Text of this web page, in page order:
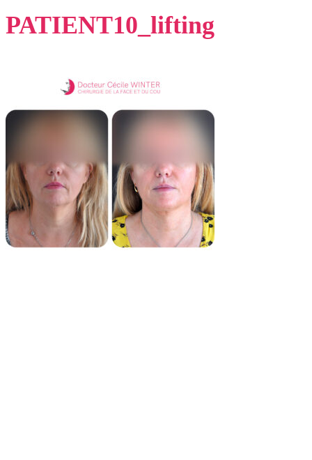
PATIENT10_lifting